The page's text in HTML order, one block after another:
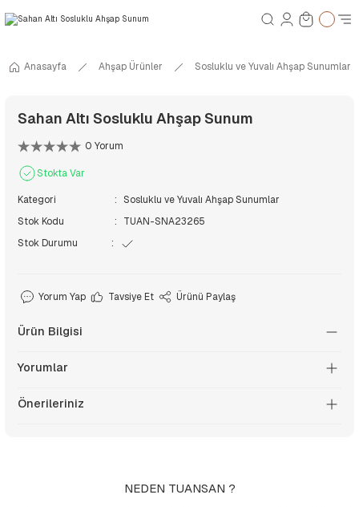
Anasayfa Ahşap Ürünler Sosluklu ve Yuvalı Ahşap Sunumlar
Sahan Altı Sosluklu Ahşap Sunum
0 Yorum
Stokta Var
Kategori
Sosluklu ve Yuvalı Ahşap Sunumlar
Stok Kodu
TUAN-SNA23265
Stok Durumu
Yorum Yap Tavsiye Et Ürünü Paylaş
Ürün Bilgisi
Yorumlar
Önerileriniz
NEDEN TUANSAN ?